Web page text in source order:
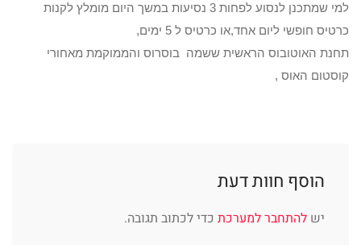
למי שמתכנן לנסוע לפחות 3 נסיעות במשך היום מומלץ לקנות
כרטיס חופשי ליום אחד,או כרטיס ל 5 ימים,
תחנת האוטובוס הראשית ששמה בוסרוס והממוקמת מאחורי
קוסטום האוס ,
הוסף חוות דעת
יש להתחבר למערכת כדי לכתוב תגובה.